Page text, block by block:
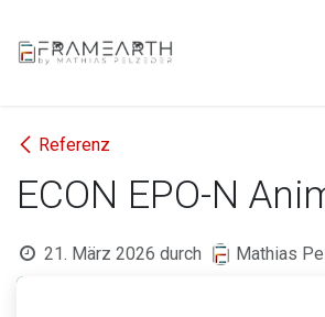
Referenz
ECON EPO-N
21. März 2026 durch Mathias